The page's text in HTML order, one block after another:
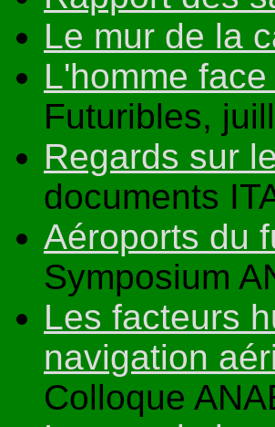
Le mur de la
L'homme
Futuribles,
Regards sur
documents
Aéroports du
Symposium
Les facteurs
navigation
Colloque